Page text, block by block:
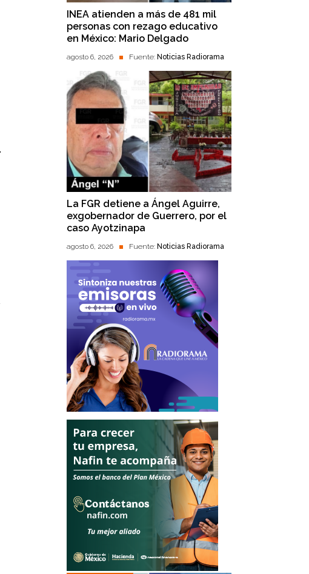
INEA atienden a más de 481 mil
personas con rezago educativo
en México: Mario Delgado
agosto 6, 2026 Fuente: Noticias Radiorama
La FGR detiene a Ángel Aguirre,
exgobernador de Guerrero, por el
caso Ayotzinapa
agosto 6, 2026 Fuente: Noticias Radiorama